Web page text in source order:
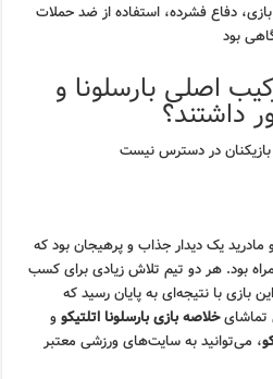
بازی، دفاع فشرده، استفاده از ضد حملات
بود
اصلی بارسلونا و
داشتند؟
در دسترس نیست
مادرید یک دیدار جذاب و پرهیجان بود که
بود. هر دو تیم تلاش زیادی برای کسب
بازی با نتیجه‌ای به پایان رسید که
تماشایخلاصه بازی بارسلونا اتلتیکوو
، می‌توانید به سایت‌های ورزشی معتبر